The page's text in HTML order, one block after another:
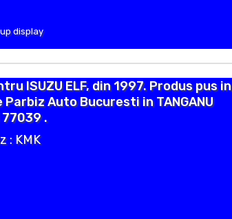
display
ISUZU ELF, din 1997. Produs pus in
Auto Bucuresti in TANGANU
77039 .
: KMK